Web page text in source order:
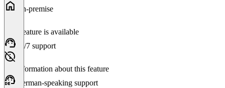
On-premise
This feature is available
24/7 support
No information about this feature
German-speaking support